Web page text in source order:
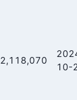
2,118,070
10-